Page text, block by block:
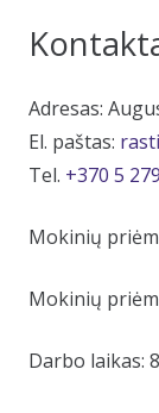
Adresas:
El. paštas:
Tel. +370 5
Mokinių
Mokinių
Darbo laikas: